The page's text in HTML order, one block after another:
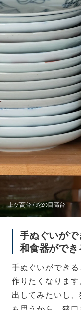
上ゲ高台 / 蛇の目高台
手ぬぐいがで
和食器ができ
手ぬぐいができ
作りたくなりま
出してみたいし